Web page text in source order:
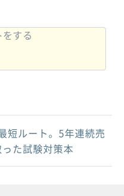
短ルート。5年連続売
た試験対策本